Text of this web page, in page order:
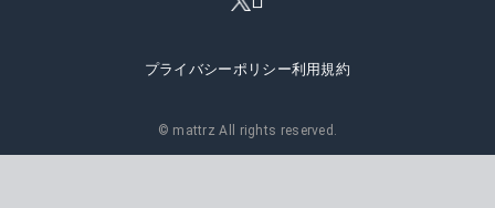
プライバシーポリシー利用規約
© mattrz All rights reserved.